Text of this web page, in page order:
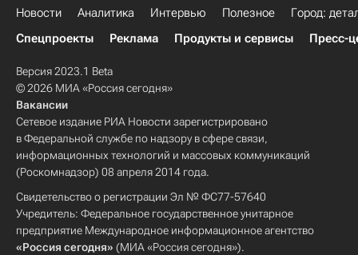
Новости Аналитика Интервью Полезное
Город:
Спецпроекты
Реклама Продукты и сервисы Пресс-
Версия 2023.1 Beta
© 2026 МИА «Россия сегодня»
Вакансии
Сетевое издание РИА Новости зарегистрировано
в Федеральной службе по надзору в сфере связи,
информационных технологий и массовых коммуникаций
(Роскомнадзор) 08 апреля 2014 года.
Свидетельство о регистрации Эл № ФС77-57640
Учредитель: Федеральное государственное унитарное
предприятие Международное информационное агентство
«Россия сегодня» (МИА «Россия сегодня»).